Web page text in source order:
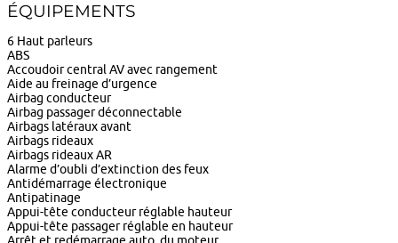
ÉQUIPEMENTS
6 Haut parleurs
ABS
Accoudoir central AV avec rangement
Aide au freinage d’urgence
Airbag conducteur
Airbag passager déconnectable
Airbags latéraux avant
Airbags rideaux
Airbags rideaux AR
Alarme d’oubli d’extinction des feux
Antidémarrage électronique
Antipatinage
Appui-tête conducteur réglable hauteur
Appui-tête passager réglable en hauteur